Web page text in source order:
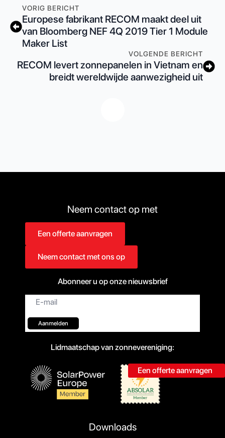
Een offerte aanvragen
VORIG BERICHT
Europese fabrikant RECOM maakt deel uit
van Bloomberg NEF 4Q 2019 Tier 1 Module
Maker List
VOLGENDE BERICHT
RECOM levert zonnepanelen in Vietnam en
breidt wereldwijde aanwezigheid uit
Downloads
Neem contact op met
Een offerte aanvragen
Neem contact met ons op
Abonneer u op onze nieuwsbrief
E-
mail*
Aanmelden
Lidmaatschap van zonnevereniging: